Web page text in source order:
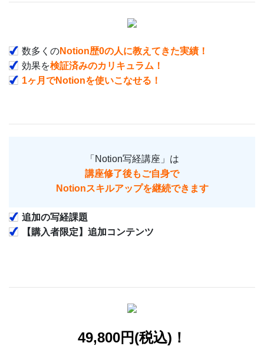
数多くのNotion歴0の人に教えてきた実績！
効果を検証済みのカリキュラム！
1ヶ月でNotionを使いこなせる！
「Notion写経講座」は
講座修了後もご自身で
Notionスキルアップを継続できます
追加の写経課題
【購入者限定】追加コンテンツ
49,800円(税込)！